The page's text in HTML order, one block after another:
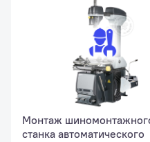
Универсальное
Гидравлический привод
Монтировочный рычаг
Зажим диска
Монтаж
станка автоматического